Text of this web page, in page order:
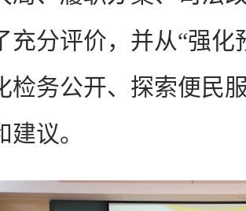
充分评价，并从“强
检务公开、探索便民
议。